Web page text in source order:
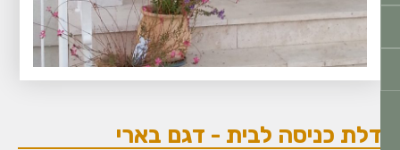
כניסה לבית - דגם בארי